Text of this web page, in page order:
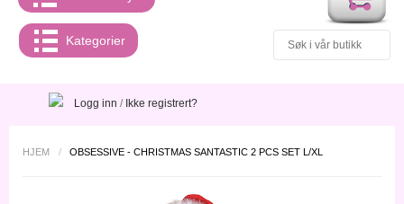
Kategorier
Logg inn / Ikke registrert?
HJEM / OBSESSIVE - CHRISTMAS SANTASTIC 2 PCS SET L/XL